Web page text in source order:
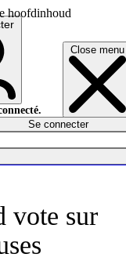
hoofdinhoud
Close menu
Se connecter
vote sur